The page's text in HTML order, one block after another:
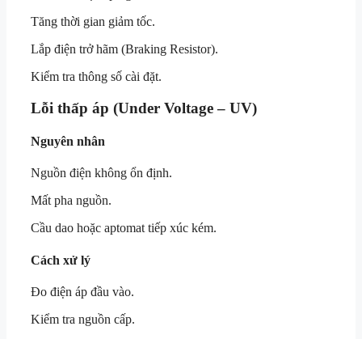
Tăng thời gian giảm tốc.
Lắp điện trở hãm (Braking Resistor).
Kiểm tra thông số cài đặt.
Lỗi thấp áp (Under Voltage – UV)
Nguyên nhân
Nguồn điện không ổn định.
Mất pha nguồn.
Cầu dao hoặc aptomat tiếp xúc kém.
Cách xử lý
Đo điện áp đầu vào.
Kiểm tra nguồn cấp.